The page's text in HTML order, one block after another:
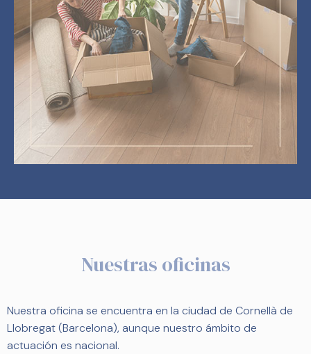
Nuestras oficinas
Nuestra oficina se encuentra en la ciudad de Cornellà de
Llobregat (Barcelona), aunque nuestro ámbito de
actuación es nacional.